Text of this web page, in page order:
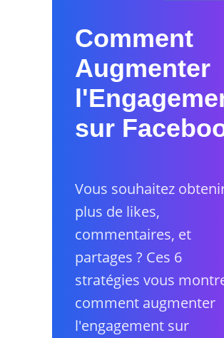
Comment
Augmenter
sur
Vous souhaitez
plus de likes,
commentaires, et
partages ? Ces 6
stratégies vous
comment augmenter
l'engagement sur